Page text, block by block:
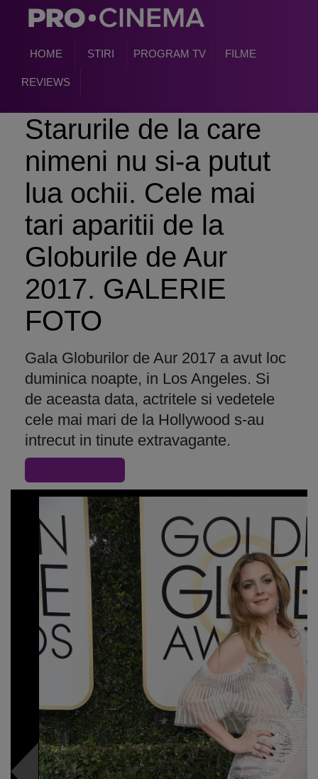
HOME STIRI PROGRAM TV FILME
REVIEWS
Starurile de la care
nimeni nu si-a putut
lua ochii. Cele mai
tari aparitii de la
Globurile de Aur
2017. GALERIE
FOTO
Gala Globurilor de Aur 2017 a avut loc
duminica noapte, in Los Angeles. Si
de aceasta data, actritele si vedetele
cele mai mari de la Hollywood s-au
intrecut in tinute extravagante.